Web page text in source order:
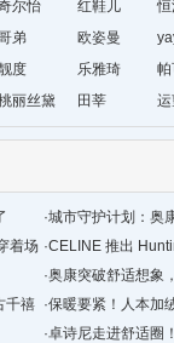
尔怡 红鞋儿
弟 欧姿曼
度 乐雅琦
丽丝黛 田莘
·城市守护计划：奥
着场 ·CELINE 推出
·奥康突破舒适想象
千禧 ·保暖要紧！人本加
·卓诗尼走进舒适圈